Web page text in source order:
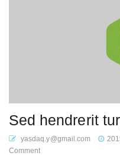
Sed hendrerit
yasdaq.y@gmail.com
Comment